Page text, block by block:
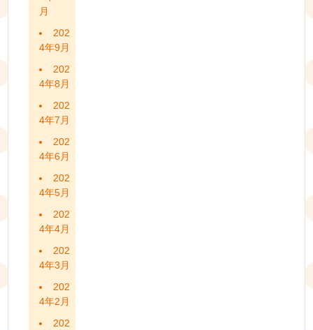
月
202
4年9月
202
4年8月
202
4年7月
202
4年6月
202
4年5月
202
4年4月
202
4年3月
202
4年2月
202